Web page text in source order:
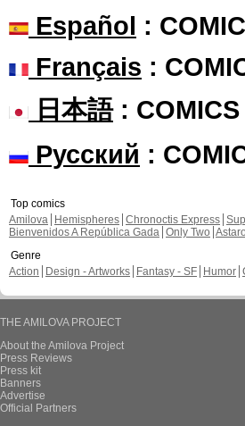
Español :
Français :
日本語: COMICS
Русский :
Top comics
Amilova
Hemispheres Chronoctis Express
Bienvenidos A República Gada Only Two
Genre
Action
Design - Artworks Fantasy - SF Humor
THE AMILOVA PROJECT
About the Amilova Project
Press Reviews
Press kit
Banners
Advertise
Official Partners